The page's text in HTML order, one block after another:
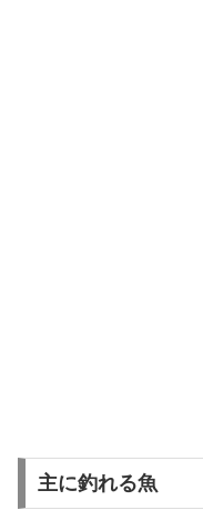
主に釣れる魚